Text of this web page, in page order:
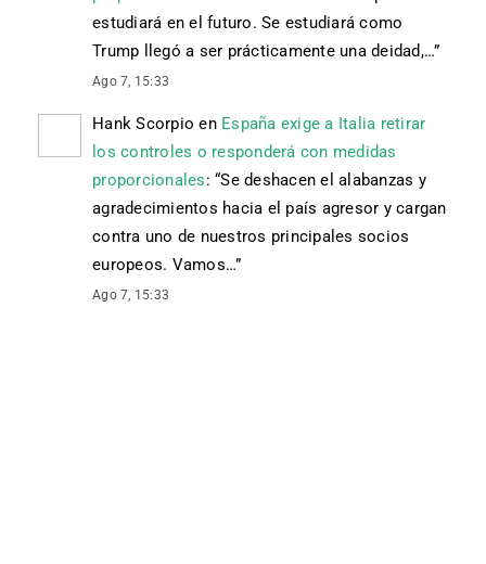
estudiará en el futuro. Se estudiará como
Trump llegó a ser prácticamente una deidad,…”
Ago 7, 15:33
Hank Scorpio en España exige a Italia retirar
los controles o responderá con medidas
proporcionales: “Se deshacen el alabanzas y
agradecimientos hacia el país agresor y cargan
contra uno de nuestros principales socios
europeos. Vamos…”
Ago 7, 15:33